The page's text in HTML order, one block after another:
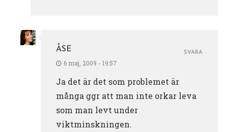
ÅSE
6 maj, 2009 - 19:57
Ja det är det som problemet är
många ggr att man inte orkar leva
som man levt under
viktminskningen.
SVARA